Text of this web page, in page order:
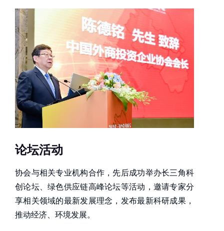
论坛活动
协会与相关专业机构合作，先后成功举办长三角科
创论坛、绿色供应链高峰论坛等活动，邀请专家分
享相关领域的最新发展理念，发布最新科研成果，
推动经济、环境发展。